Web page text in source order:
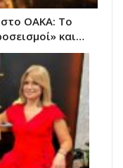
στο ΟΑΚΑ: Το
και…